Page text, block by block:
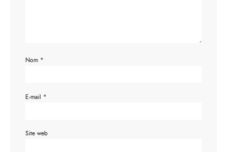
Nom *
E-mail *
Site web